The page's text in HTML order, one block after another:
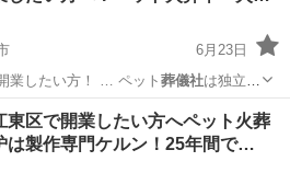
6月23日
を開業したい方！ … ペット 葬儀社は独立・
ト葬儀社を開業し、ペット火… ト火葬
い方はお…
葬儀社
東区で開業したい方へペット火葬
は製作専門ケルン！25年間で…